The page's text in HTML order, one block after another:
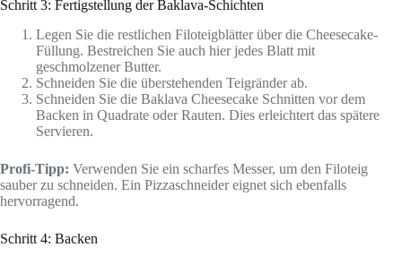
Schritt 3: Fertigstellung der Baklava-Schichten
Legen Sie die restlichen Filoteigblätter über die Cheesecake-
Füllung. Bestreichen Sie auch hier jedes Blatt mit
geschmolzener Butter.
Schneiden Sie die überstehenden Teigränder ab.
Schneiden Sie die Baklava Cheesecake Schnitten vor dem
Backen in Quadrate oder Rauten. Dies erleichtert das spätere
Servieren.
Profi-Tipp: Verwenden Sie ein scharfes Messer, um den Filoteig
sauber zu schneiden. Ein Pizzaschneider eignet sich ebenfalls
hervorragend.
Schritt 4: Backen